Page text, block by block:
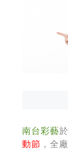
南台彩藝於
動節 ，全廠